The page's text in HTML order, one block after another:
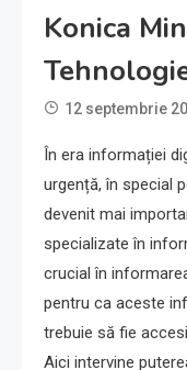
Konica
12 septembrie
În era informației
urgență, în special
devenit mai
specializate în
crucial în
pentru ca aceste
trebuie să fie
Aici intervine